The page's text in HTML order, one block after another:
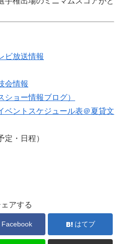
ビ放送情報
会情報
ョー情報ブログ）
ベントスケジュール表＠夏貸文
定・日程）
ェアする
Facebook はてブ